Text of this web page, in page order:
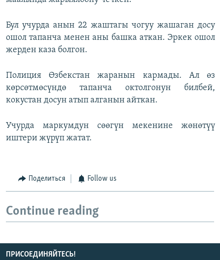
Бул учурда анын 22 жаштагы чогуу жашаган досу
ошол тапанча менен аны башка аткан. Эркек ошол
жерден каза болгон.
Полиция Өзбекстан жаранын кармады. Ал өз
көрсөтмөсүндө тапанча октолгонун билбей,
кокустан досун атып алганын айткан.
Учурда маркумдун сөөгүн мекенине жөнөтүү
иштери жүрүп жатат.
Поделиться Follow us
Continue reading
ПРИСОЕДИНЯЙТЕСЬ!